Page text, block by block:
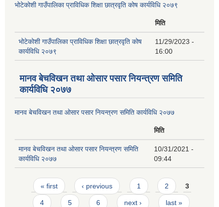
भोटेकोशी गाउँपालिका प्राविधिक शिक्षा छात्रवृति कोष कार्यविधि २०७९
मिति
भोटेकोशी गाउँपालिका प्राविधिक शिक्षा छात्रवृति कोष
कार्यविधि २०७९
11/29/2023 -
16:00
मानव बेचविखन तथा ओसार पसार नियन्त्रण समिति
कार्यविधि २०७७
मानव बेचविखन तथा ओसार पसार नियन्त्रण समिति कार्यविधि २०७७
मिति
मानव बेचविखन तथा ओसार पसार नियन्त्रण समिति
कार्यविधि २०७७
10/31/2021 -
09:44
Pages
« first ‹ previous 1 2 3
4 5 6 next › last »